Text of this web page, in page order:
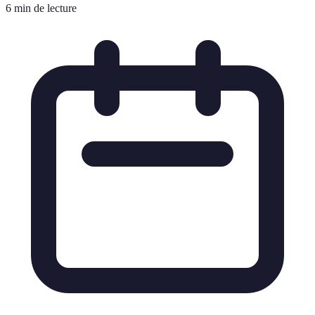
6 min de lecture